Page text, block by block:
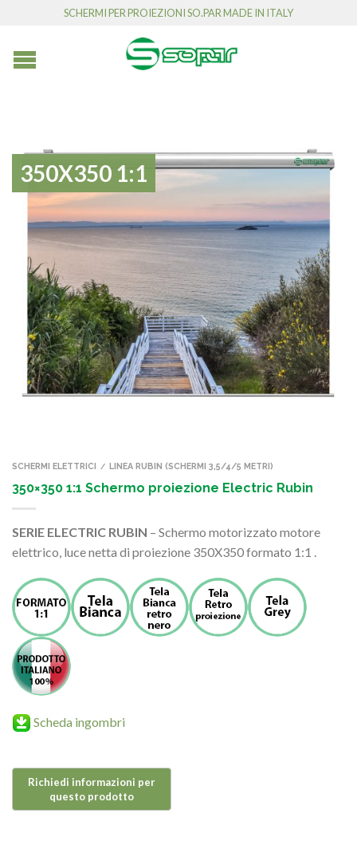
SCHERMI PER PROIEZIONI SO.PAR MADE IN ITALY
350X350 1:1
SCHERMI ELETTRICI / LINEA RUBIN (SCHERMI 3,5/4/5 METRI)
350×350 1:1 Schermo proiezione Electric Rubin
SERIE ELECTRIC RUBIN – Schermo motorizzato motore
elettrico, luce netta di proiezione 350X350 formato 1:1 .
Scheda ingombri